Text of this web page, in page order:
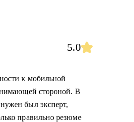
5.0
к мобильной
стороной. В
был эксперт,
правильно резюме